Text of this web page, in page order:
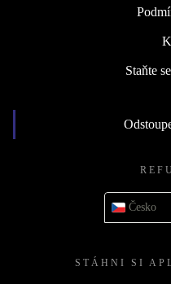
Staňte
Česko
STÁHNI SI